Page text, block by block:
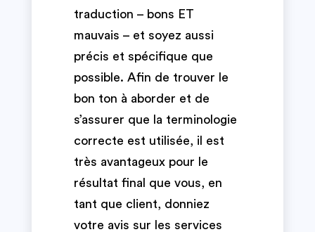
traduction – bons ET
mauvais – et soyez aussi
précis et spécifique que
possible. Afin de trouver le
bon ton à aborder et de
s’assurer que la terminologie
correcte est utilisée, il est
très avantageux pour le
résultat final que vous, en
tant que client, donniez
votre avis sur les services